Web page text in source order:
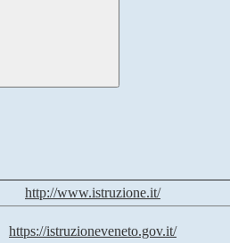
http://www.istruzione.it/
https://istruzioneveneto.gov.it/